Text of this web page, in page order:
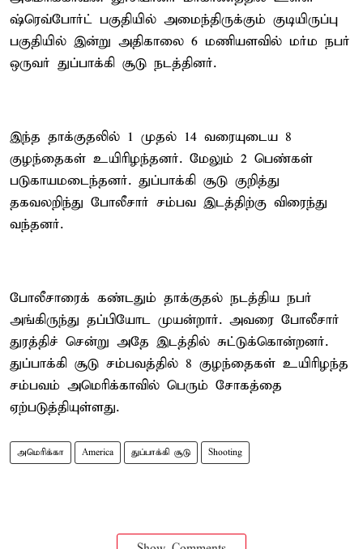
ஷ்ரெவ்போர்ட் பகுதியில் அமைந்திருக்கும் குடியிருப்பு
பகுதியில் இன்று அதிகாலை 6 மணியளவில் மர்ம நபர்
ஒருவர் துப்பாக்கி சூடு நடத்தினர்.
இந்த தாக்குதலில் 1 முதல் 14 வரையுடைய 8
குழந்தைகள் உயிரிழந்தனர். மேலும் 2 பெண்கள்
படுகாயமடைந்தனர். துப்பாக்கி சூடு குறித்து
தகவலறிந்து போலீசார் சம்பவ இடத்திற்கு விரைந்து
வந்தனர்.
போலீசாரைக் கண்டதும் தாக்குதல் நடத்திய நபர்
அங்கிருந்து தப்பியோட முயன்றார். அவரை போலீசார்
துரத்திச் சென்று அதே இடத்தில் சுட்டுக்கொன்றனர்.
துப்பாக்கி சூடு சம்பவத்தில் 8 குழந்தைகள் உயிரிழந்த
சம்பவம் அமெரிக்காவில் பெரும் சோகத்தை
ஏற்படுத்தியுள்ளது.
அமெரிக்கா America துப்பாக்கி சூடு Shooting